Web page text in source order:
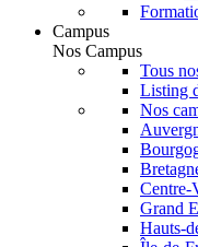
Campus
Nos Campus
Tous
Listing
Nos
Centre-
Grand
Hauts-